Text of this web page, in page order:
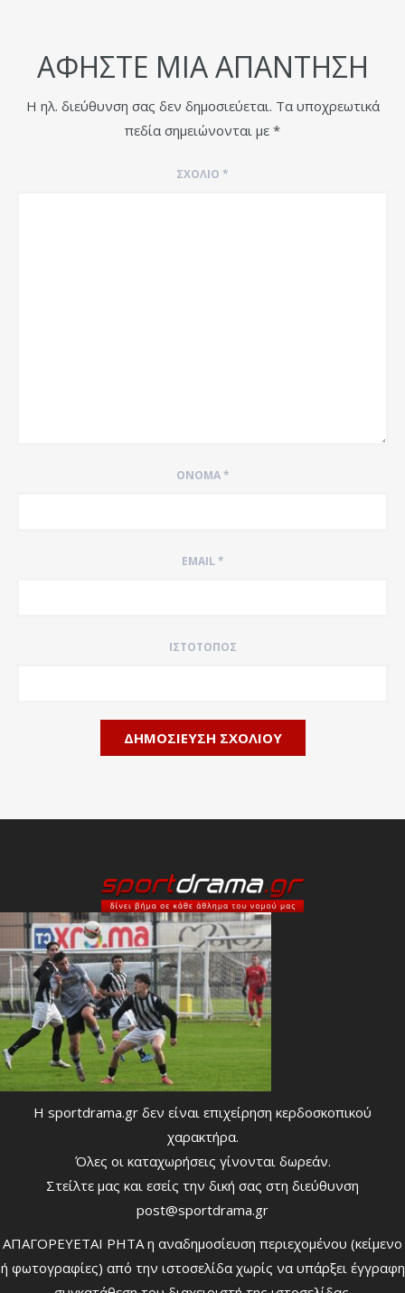
ΑΦΉΣΤΕ ΜΙΑ ΑΠΆΝΤΗΣΗ
Η ηλ. διεύθυνση σας δεν δημοσιεύεται. Τα υποχρεωτικά
πεδία σημειώνονται με *
ΣΧΌΛΙΟ *
ΌΝΟΜΑ*
EMAIL*
ΙΣΤΌΤΟΠΟΣ
Η sportdrama.gr δεν είναι επιχείρηση κερδοσκοπικού
χαρακτήρα.
Όλες οι καταχωρήσεις γίνονται δωρεάν.
Στείλτε μας και εσείς την δική σας στη διεύθυνση
post@sportdrama.gr
ΑΠΑΓΟΡΕΥΕΤΑΙ ΡΗΤΑ η αναδημοσίευση περιεχομένου (κείμενο
ή φωτογραφίες) από την ιστοσελίδα χωρίς να υπάρξει έγγραφη